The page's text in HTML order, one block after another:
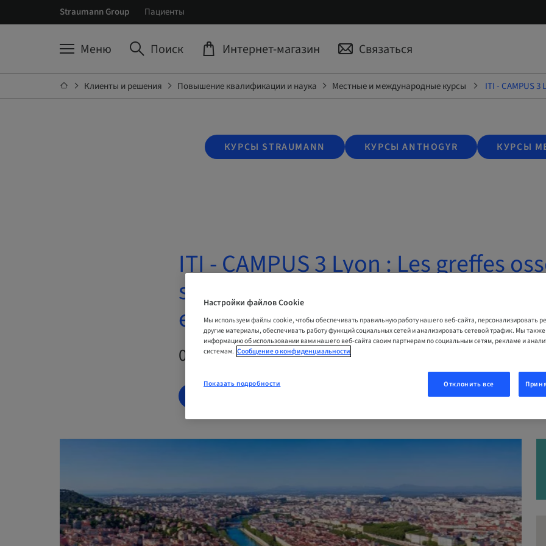
Straumann Group Пациенты
Меню Поиск Интернет-магазин Связаться
Клиенты и решения Повышение квалификации и наука Местные и международные курсы ITI - CAMPUS
КУРСЫ STRAUMANN КУРСЫ ANTHOGYR КУРСЫ
ITI - CAMPUS 3 Lyon : Les greffes
sous sinusiennes : Techniques
et Dissection
04. дек. 2026 | Lyon, Франция
Настройки файлов Cookie
Мы используем файлы cookie, чтобы обеспечивать правильную работу нашего веб-сайта, персонализировать
другие материалы, обеспечивать работу функций социальных сетей и анализировать сетевой трафик. Мы
информацию об использовании вами нашего веб-сайта своим партнерам по социальным сетям, рекламе и
системам. Сообщение о конфиденциальности
Отклонить все
Показать подробности